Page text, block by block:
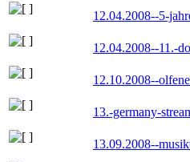
12.04.2008--5-
12.04.2008--11.-
12.10.2008--
13.-germany-
13.09.2008--